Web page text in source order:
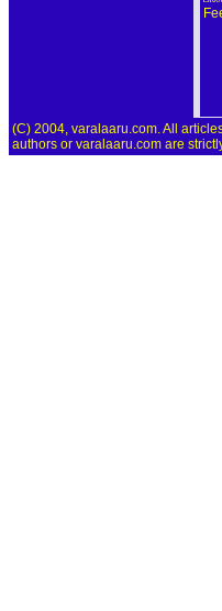
(C) 2004, varalaaru.com. All
authors or varalaaru.com are